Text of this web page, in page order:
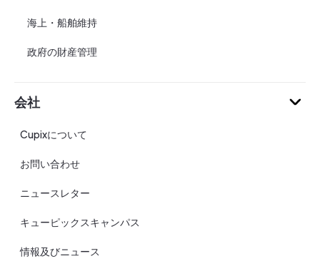
海上・船舶維持
政府の財産管理
会社
Cupixについて
お問い合わせ
ニュースレター
キューピックスキャンパス
情報及びニュース